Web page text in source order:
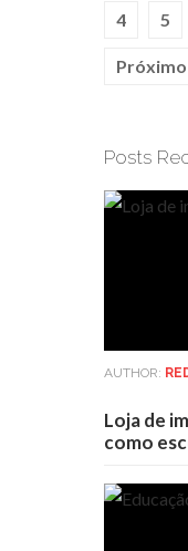
4 5
Próximo
Posts
AUTHOR:
Loja de
como